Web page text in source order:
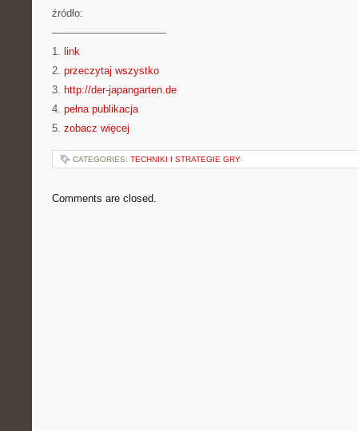
źródło:
———————————
1. link
2. przeczytaj wszystko
3. http://der-japangarten.de
4. pełna publikacja
5. zobacz więcej
CATEGORIES: TECHNIKI I STRATEGIE GRY
Comments are closed.